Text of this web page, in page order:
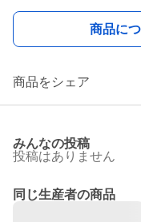
商品に
商品をシェア
みんなの投稿
投稿はありません
同じ生産者の商品